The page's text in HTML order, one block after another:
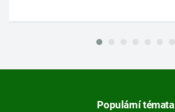
Populární témata